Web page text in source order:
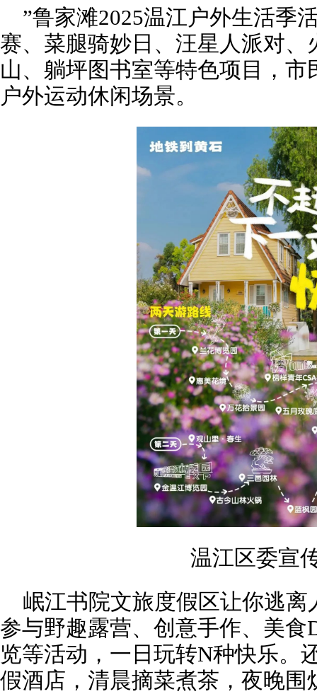
”鲁家滩2025温江户外生活季
赛、菜腿骑妙日、汪星人派对
山、躺坪图书室等特色项目，
户外运动休闲场景。
温江区委宣
岷江书院文旅度假区让你逃
参与野趣露营、创意手作、美
览等活动，一日玩转N种快乐。
假酒店，清晨摘菜煮茶，夜晚